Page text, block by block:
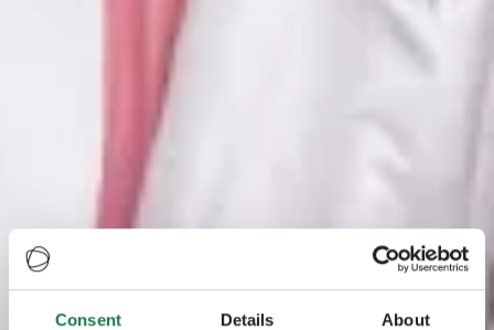
Consent Details About